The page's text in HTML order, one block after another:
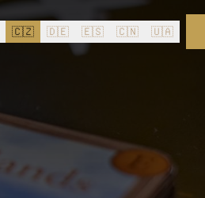
🇨🇿 🇩🇪 🇪🇸 🇨🇳 🇺🇦